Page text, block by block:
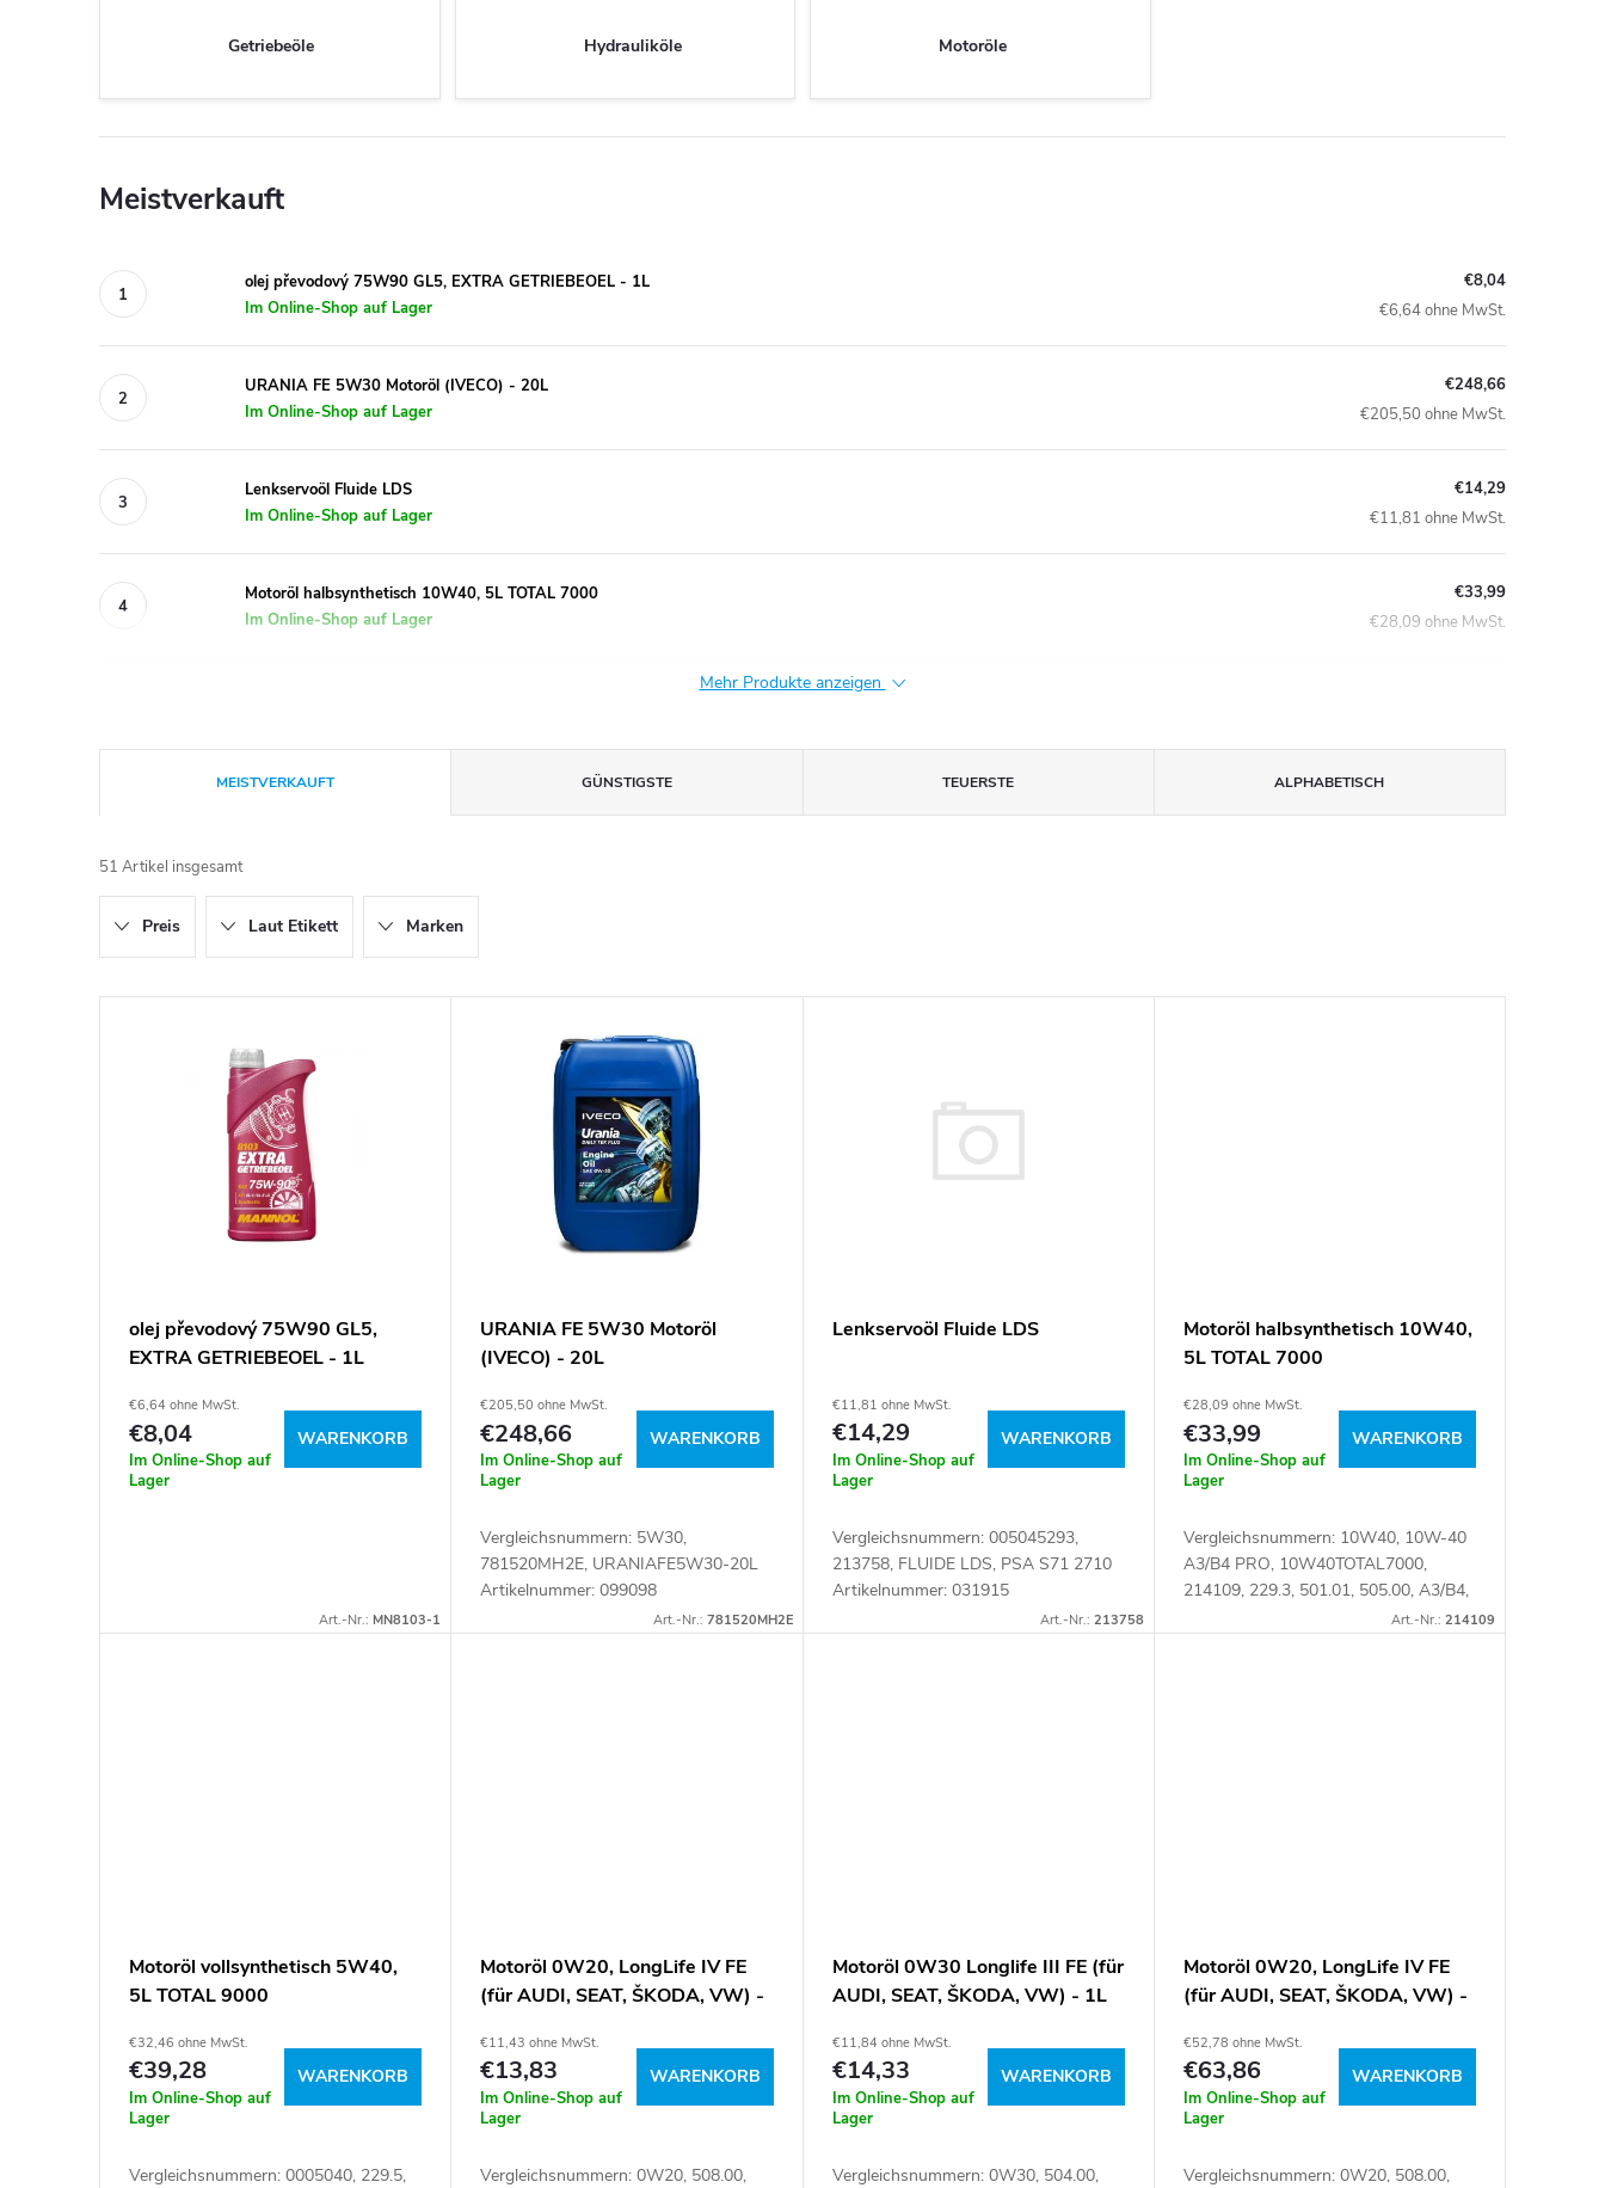
Getriebeöle Hydrauliköle Motoröle
Meistverkauft
olej převodový 75W90 GL5, EXTRA GETRIEBEOEL - 1L
Im Online-Shop auf Lager
€8,04
€6,64 ohne MwSt.
URANIA FE 5W30 Motoröl (IVECO) - 20L
Im Online-Shop auf Lager
€248,66
€205,50 ohne MwSt.
Lenkservoöl Fluide LDS
Im Online-Shop auf Lager
€14,29
€11,81 ohne MwSt.
Motoröl halbsynthetisch 10W40, 5L TOTAL 7000
Im Online-Shop auf Lager
€33,99
€28,09 ohne MwSt.
Mehr Produkte anzeigen
r
o
d
u
MEISTVERKAUFT GÜNSTIGSTE TEUERSTE ALPHABETISCH
51 Artikel insgesamt
Preis Laut Etikett Marken
o
olej převodový 75W90 GL5,
EXTRA GETRIEBEOEL - 1L
€6,64 ohne MwSt.
€8,04
Im Online-Shop auf
Lager
WARENKORB
Art.-Nr.: MN8103-1
URANIA FE 5W30 Motoröl
(IVECO) - 20L
€205,50 ohne MwSt.
€248,66
Im Online-Shop auf
Lager
WARENKORB
Vergleichsnummern: 5W30,
781520MH2E, URANIAFE5W30-20L
Artikelnummer: 099098
Art.-Nr.: 781520MH2E
Lenkservoöl Fluide LDS
€11,81 ohne MwSt.
€14,29
Im Online-Shop auf
Lager
WARENKORB
Vergleichsnummern: 005045293,
213758, FLUIDE LDS, PSA S71 2710
Artikelnummer: 031915
Art.-Nr.: 213758
Motoröl halbsynthetisch 10W40,
5L TOTAL 7000
€28,09 ohne MwSt.
€33,99
Im Online-Shop auf
Lager
WARENKORB
Vergleichsnummern: 10W40, 10W-40
A3/B4 PRO, 10W40TOTAL7000,
214109, 229.3, 501.01, 505.00, A3/B4,
B71 2294, B71 2300, QUARTZ7000,
Art.-Nr.: 214109
Motoröl vollsynthetisch 5W40,
5L TOTAL 9000
€32,46 ohne MwSt.
€39,28
Im Online-Shop auf
Lager
WARENKORB
Vergleichsnummern: 0005040, 229.5,
Motoröl 0W20, LongLife IV FE
(für AUDI, SEAT, ŠKODA, VW) -
€11,43 ohne MwSt.
€13,83
Im Online-Shop auf
Lager
WARENKORB
Vergleichsnummern: 0W20, 508.00,
Motoröl 0W30 Longlife III FE (für
AUDI, SEAT, ŠKODA, VW) - 1L
€11,84 ohne MwSt.
€14,33
Im Online-Shop auf
Lager
WARENKORB
Vergleichsnummern: 0W30, 504.00,
Motoröl 0W20, LongLife IV FE
(für AUDI, SEAT, ŠKODA, VW) -
€52,78 ohne MwSt.
€63,86
Im Online-Shop auf
Lager
WARENKORB
Vergleichsnummern: 0W20, 508.00,